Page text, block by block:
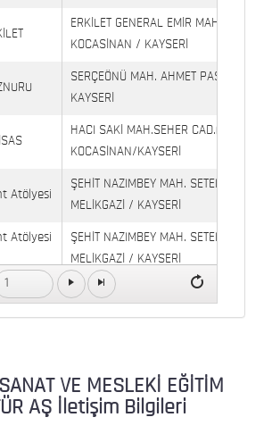
ERKİLET GENERAL EMİR MAH.
KOCASİNAN / KAYSERİ
SERÇEÖNÜ MAH. AHMET PAŞA CAD.
KAYSERİ
HACI SAKİ MAH.SEHER CAD.(6009
KOCASİNAN/KAYSERİ
Atölyesi
ŞEHİT NAZIMBEY MAH. SETENÖNÜ
MELİKGAZİ / KAYSERİ
Atölyesi
ŞEHİT NAZIMBEY MAH. SETENÖNÜ
MELİKGAZİ / KAYSERİ
Sosyal
Köşk Mahallesi, Orgeneral Eşref Bitlis
MEVLANA MAH. 8. CAD. NO: 28
1
VE MESLEKİ EĞİTİM
AŞ İletişim Bilgileri